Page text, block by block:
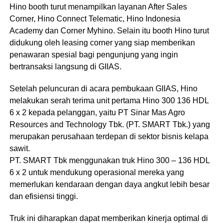
Hino booth turut menampilkan layanan After Sales
Corner, Hino Connect Telematic, Hino Indonesia
Academy dan Corner Myhino. Selain itu booth Hino turut
didukung oleh leasing corner yang siap memberikan
penawaran spesial bagi pengunjung yang ingin
bertransaksi langsung di GIIAS.
Setelah peluncuran di acara pembukaan GIIAS, Hino
melakukan serah terima unit pertama Hino 300 136 HDL
6 x 2 kepada pelanggan, yaitu PT Sinar Mas Agro
Resources and Technology Tbk. (PT. SMART Tbk.) yang
merupakan perusahaan terdepan di sektor bisnis kelapa
sawit.
PT. SMART Tbk menggunakan truk Hino 300 – 136 HDL
6 x 2 untuk mendukung operasional mereka yang
memerlukan kendaraan dengan daya angkut lebih besar
dan efisiensi tinggi.
Truk ini diharapkan dapat memberikan kinerja optimal di